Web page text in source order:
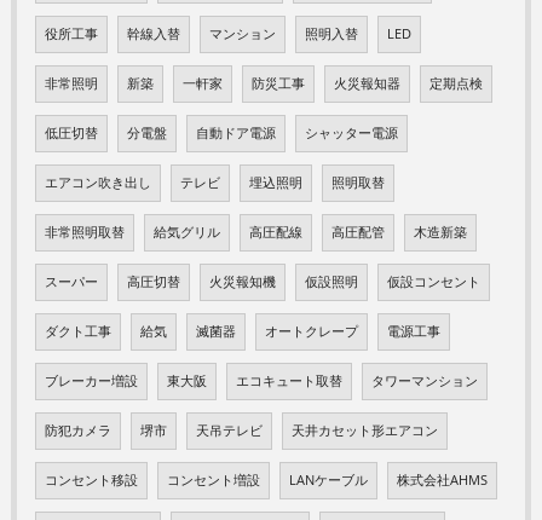
役所工事 幹線入替 マンション 照明入替 LED
非常照明 新築 一軒家 防災工事 火災報知器 定期点検
低圧切替 分電盤 自動ドア電源 シャッター電源
エアコン吹き出し テレビ 埋込照明 照明取替
非常照明取替 給気グリル 高圧配線 高圧配管 木造新築
スーパー 高圧切替 火災報知機 仮設照明 仮設コンセント
ダクト工事 給気 滅菌器 オートクレープ 電源工事
ブレーカー増設 東大阪 エコキュート取替 タワーマンション
防犯カメラ 堺市 天吊テレビ 天井カセット形エアコン
コンセント移設 コンセント増設 LANケーブル 株式会社AHMS